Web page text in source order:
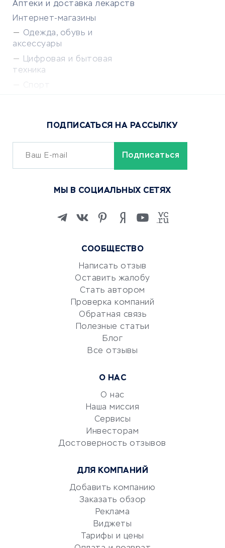
Аптеки и доставка лекарств
Интернет-магазины
Одежда, обувь и
аксессуары
Цифровая и бытовая
техника
Сервисы доставки
ОБУЧЕНИЕ И РАБОТА
Изучение иностранных
Маркетинг и продажи
Репетиторство
Красота и здоровье
Сервисы по поиску работы
Сетевой маркетинг
УСЛУГИ ДЛЯ БИЗНЕСА
документооборот
Консалтинговые компании
Аудиторские компании
Бухгалтерия онлайн
СООБЩЕСТВО
Написать отзыв
Оставить жалобу
Стать автором
Проверка компаний
Обратная связь
Полезные статьи
Блог
Все отзывы
О НАС
О нас
Наша миссия
Сервисы
Инвесторам
Достоверность отзывов
ДЛЯ КОМПАНИЙ
Добавить компанию
Заказать обзор
Реклама
Виджеты
Тарифы и цены
ПОДПИСАТЬСЯ НА РАССЫЛКУ
МЫ В СОЦИАЛЬНЫХ СЕТЯХ